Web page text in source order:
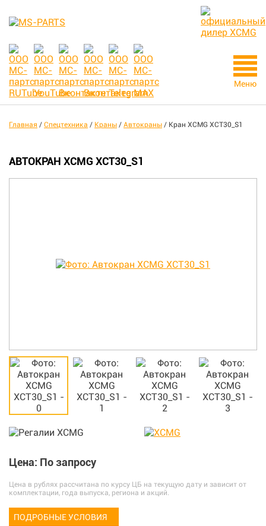
Меню
Главная / Спецтехника / Краны / Автокраны / Кран XCMG XCT30_S1
АВТОКРАН XCMG XCT30_S1
Цена: По запросу
Цена в рублях рассчитана по курсу ЦБ на текущую дату и зависит от
комплектации, года выпуска, региона и акций.
ПОДРОБНЫЕ УСЛОВИЯ